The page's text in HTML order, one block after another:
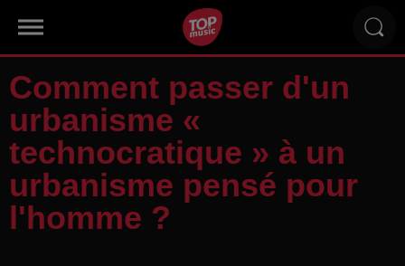
Comment passer d'un
urbanisme «
technocratique » à un
urbanisme pensé pour
l'homme ?